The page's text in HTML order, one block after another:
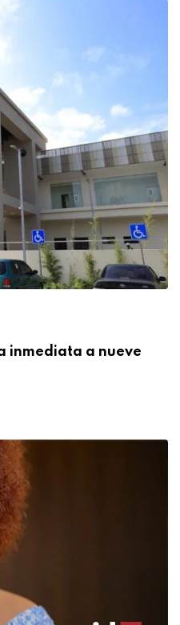
inmediata a nueve